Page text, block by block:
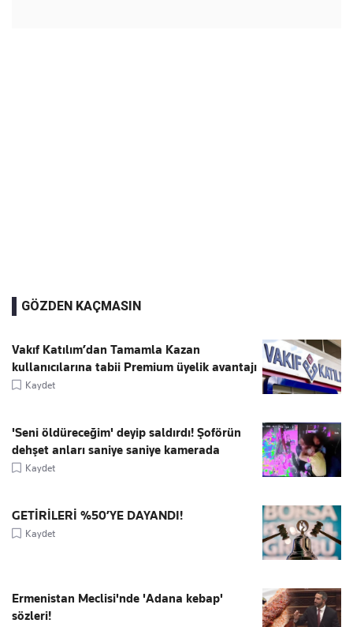
GÖZDEN KAÇMASIN
Vakıf Katılım’dan Tamamla Kazan
kullanıcılarına tabii Premium üyelik avantajı
Kaydet
'Seni öldüreceğim' deyip saldırdı! Şoförün
dehşet anları saniye saniye kamerada
Kaydet
GETİRİLERİ %50’YE DAYANDI!
Kaydet
Ermenistan Meclisi'nde 'Adana kebap'
sözleri!